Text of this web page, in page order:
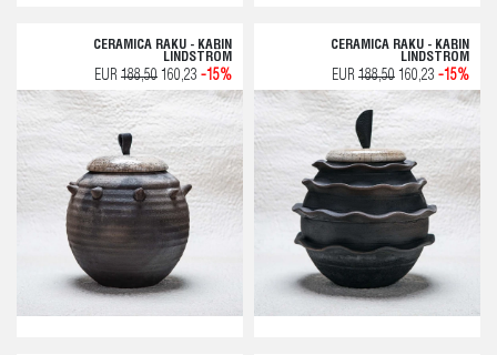
CERAMICA RAKU - KARIN
LINDSTRÖM
EUR 188,50 160,23 -15%
CERAMICA RAKU - KARIN
LINDSTRÖM
EUR 188,50 160,23 -15%